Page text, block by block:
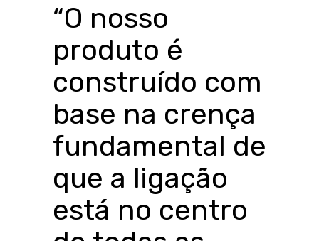
“O nosso
produto é
construído com
base na crença
fundamental de
que a ligação
está no centro